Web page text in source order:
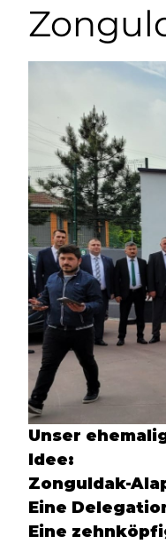
Unser
Zonguldak-
Eine
Eine